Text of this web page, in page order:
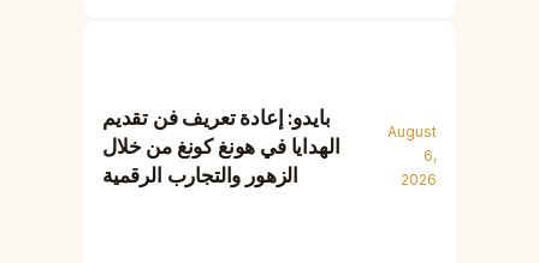
بايدو: إعادة تعريف فن تقديم
الهدايا في هونغ كونغ من خلال
الزهور والتجارب الرقمية
August
6,
2026